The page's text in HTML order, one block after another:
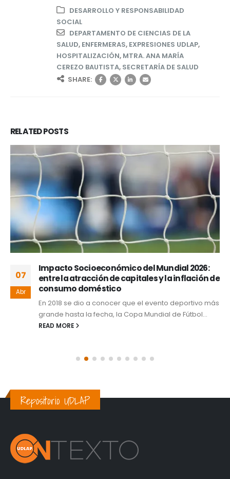
DESARROLLO Y RESPONSABILIDAD
SOCIAL
DEPARTAMENTO DE CIENCIAS DE LA
SALUD, ENFERMERAS, EXPRESIONES UDLAP,
HOSPITALIZACIÓN, MTRA. ANA MARÍA
CEREZO BAUTISTA, SECRETARÍA DE SALUD
SHARE:
RELATEDPOSTS
07
Abr
Impacto Socioeconómico del Mundial 2026:
entre la atracción de capitales y la inflación de
consumo doméstico
En 2018 se dio a conocer que el evento deportivo más
grande hasta la fecha, la Copa Mundial de Fútbol...
READ MORE
Repositorio UDLAP